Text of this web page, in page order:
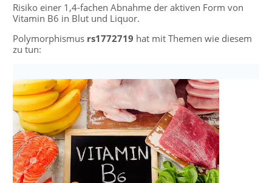
Risiko einer 1,4-fachen Abnahme der aktiven Form von
Vitamin B6 in Blut und Liquor.
Polymorphismus rs1772719 hat mit Themen wie diesem
zu tun: